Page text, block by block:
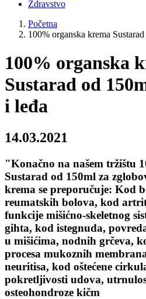
Zdravstvo
Početna
100% organska krema
100% organska
Sustarad od
i leđa
14.03.2021
"Konačno na našem tržištu
Sustarad od 150ml za
krema se preporučuje: Kod
reumatskih bolova, kod
funkcije mišićno-skeletnog
gihta, kod istegnuda,
u mišićima, nodnih grčeva,
procesa mukoznih
neuritisa, kod oštećene
pokretljivosti udova,
osteohondroze kičm